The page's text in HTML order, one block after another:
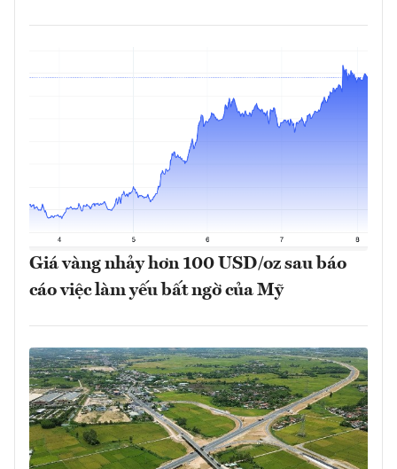
Giá vàng nhảy hơn 100 USD/oz sau báo
cáo việc làm yếu bất ngờ của Mỹ